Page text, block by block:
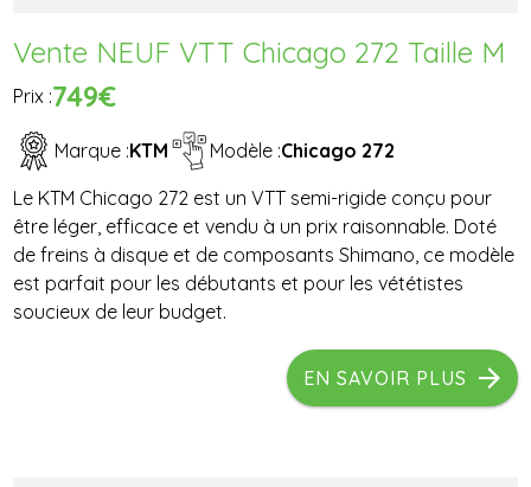
Vente NEUF VTT Chicago 272 Taille M
Prix :749€
Marque :KTM Modèle :Chicago 272
Le KTM Chicago 272 est un VTT semi-rigide conçu pour
être léger, efficace et vendu à un prix raisonnable. Doté
de freins à disque et de composants Shimano, ce modèle
est parfait pour les débutants et pour les vététistes
soucieux de leur budget.
EN SAVOIR PLUS